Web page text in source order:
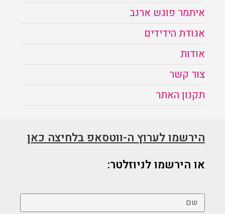
איתמר פוגש ארנב
אגודת הידידים
אודות
צור קשר
תקנון האתר
הירשמו לערוץ ה-ווטסאפ בלחיצה כאן
או הירשמו לניוזלטר: